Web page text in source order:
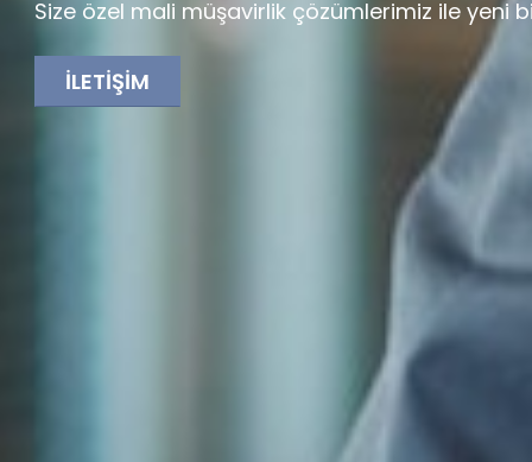
Size özel mali müşavirlik çözümlerimiz ile yeni
İLETIŞIM